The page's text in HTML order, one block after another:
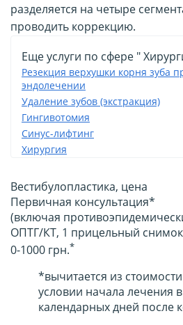
разделяется на четыре
проводить коррекцию.
Еще услуги по сфере "
Резекция верхушки корня зуба
эндолечении
Удаление зубов (экстракция)
Гингивотомия
Синус-лифтинг
Хирургия
Вестибулопластика, цена
Первичная консультация*
(включая
ОПТГ/КТ, 1 прицельный
0-1000 грн.*
*вычитается из
условии начала лечения
календарных дней после